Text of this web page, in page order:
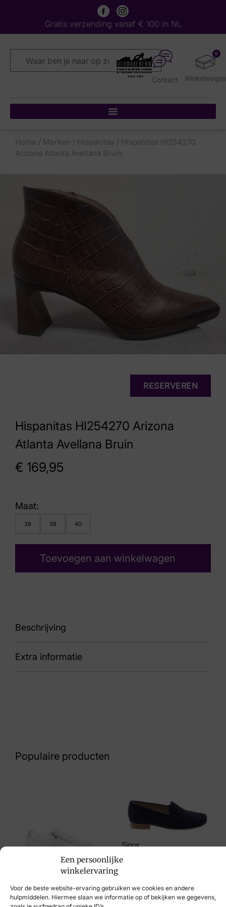
Een persoonlijke
winkelervaring
Voor de beste website-ervaring gebruiken we cookies en andere
hulpmiddelen. Hiermee slaan we informatie op of bekijken we gegevens,
Gratis verzending vanaf € 100 in NL
0
Contact
Home / Merken / Hispanitas / Hispanitas HI254270
Arizona Atlanta Avellana Bruin
Hispanitas HI254270 Arizona
Atlanta Avellana Bruin
€ 169,95
RESERVEREN
Maat:
38 39 40
Toevoegen aan winkelwagen
Beschrijving
90 HI254270 Arizona Atlanta Avellana
Extra informatie
HI254270 Arizona Atlanta Avellana
G
Populaire producten
€89,95
Sioux
€